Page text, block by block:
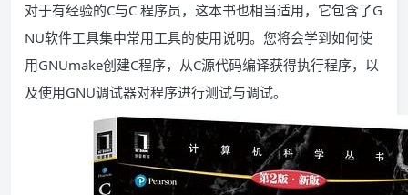
对于有经验的C与C 程序员，这本书也相当适用，它包含了G
NU软件工具集中常用工具的使用说明。您将会学到如何使
用GNUmake创建C程序，从C源代码编译获得执行程序，以
及使用GNU调试器对程序进行测试与调试。